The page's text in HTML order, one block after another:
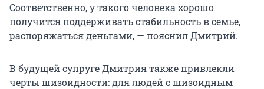
Соответственно, у такого человека хорошо
получится поддерживать стабильность в семье,
распоряжаться деньгами, — пояснил Дмитрий.
В будущей супруге Дмитрия также привлекли
черты шизоидности: для людей с шизоидным